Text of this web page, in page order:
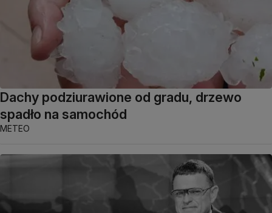
Dachy podziurawione od gradu, drzewo
spadło na samochód
METEO